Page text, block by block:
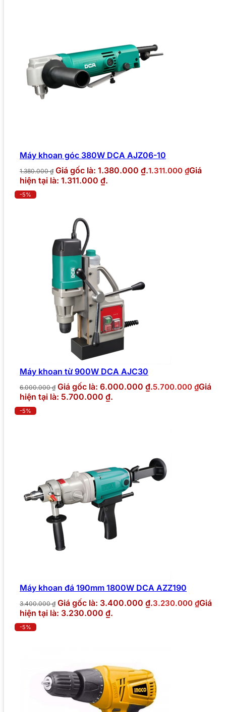
Máy khoan góc 380W DCA AJZ06-10
1.380.000₫ Giá gốc là: 1.380.000 ₫.1.311.000 ₫Giá
hiện tại là: 1.311.000 ₫.
-5%
Máy khoan từ 900W DCA AJC30
6.000.000₫ Giá gốc là: 6.000.000 ₫.5.700.000 ₫Giá
hiện tại là: 5.700.000 ₫.
-5%
Máy khoan đá 190mm 1800W DCA AZZ190
3.400.000₫ Giá gốc là: 3.400.000 ₫.3.230.000 ₫Giá
hiện tại là: 3.230.000 ₫.
-5%